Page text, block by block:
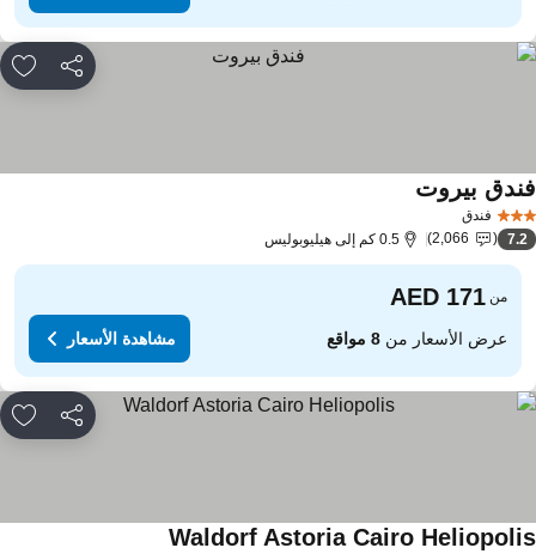
مشاركة
فندق
بيروت
7.2
2,066 0.5 كم إلى هيليوبوليس
من
عرض الأسعار من8 مواقع مشاهدة الأسعار
مشاركة
Waldorf Astoria Cairo